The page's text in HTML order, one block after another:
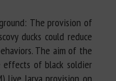
The provision of
ducks could reduce
The aim of the
effects of black soldier